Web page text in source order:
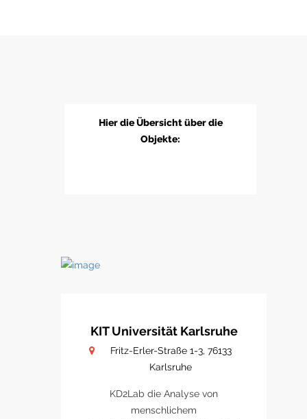
Hier die Übersicht über die
Objekte:
KIT Universität Karlsruhe
Fritz-Erler-Straße 1-3, 76133
Karlsruhe
KD2Lab die Analyse von
menschlichem